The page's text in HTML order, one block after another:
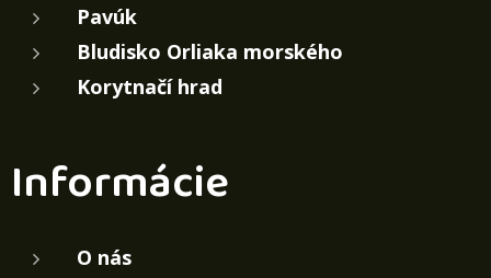
Pavúk
Bludisko Orliaka morského
Korytnačí hrad
Informácie
O nás